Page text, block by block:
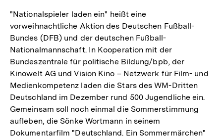
"Nationalspieler laden ein" heißt eine
vorweihnachtliche Aktion des Deutschen Fußball-
Bundes (DFB) und der deutschen Fußball-
Nationalmannschaft. In Kooperation mit der
Bundeszentrale für politische Bildung/bpb, der
Kinowelt AG und Vision Kino – Netzwerk für Film- und
Medienkompetenz laden die Stars des WM-Dritten
Deutschland im Dezember rund 500 Jugendliche ein.
Gemeinsam soll noch einmal die Sommerstimmung
aufleben, die Sönke Wortmann in seinem
Dokumentarfilm "Deutschland. Ein Sommermärchen"